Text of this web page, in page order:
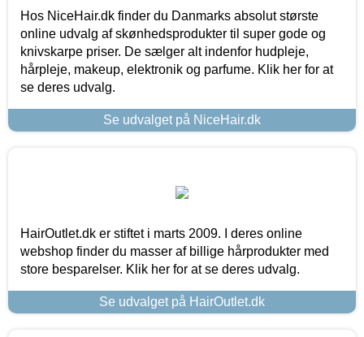
Hos NiceHair.dk finder du Danmarks absolut største
online udvalg af skønhedsprodukter til super gode og
knivskarpe priser. De sælger alt indenfor hudpleje,
hårpleje, makeup, elektronik og parfume. Klik her for at
se deres udvalg.
Se udvalget på NiceHair.dk
HairOutlet.dk er stiftet i marts 2009. I deres online
webshop finder du masser af billige hårprodukter med
store besparelser. Klik her for at se deres udvalg.
Se udvalget på HairOutlet.dk